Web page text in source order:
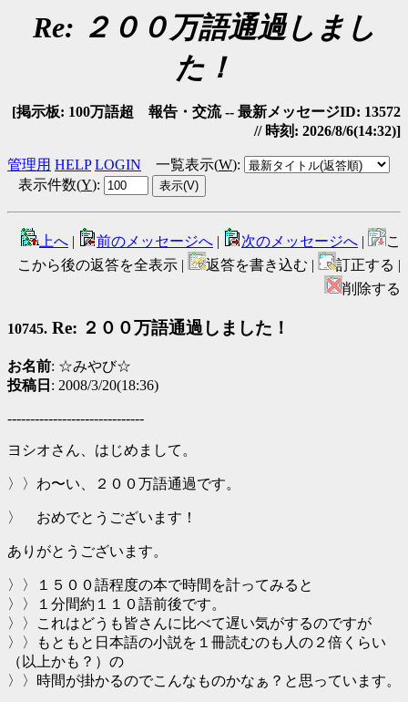
Re: ２００万語通過しまし
た！
[掲示板: 100万語超 報告・交流 -- 最新メッセージID: 13572
// 時刻: 2026/8/6(14:32)]
管理用 HELP LOGIN 一覧表示(W):
表示件数(Y):
上へ | 前のメッセージへ | 次のメッセージへ |
こ
こから後の返答を全表示 |
返答を書き込む |
訂正する |
削除する
10745. Re: ２００万語通過しました！
お名前: ☆みやび☆
投稿日 : 2008/3/20(18:36)
------------------------------
ヨシオさん、はじめまして。
〉〉わ〜い、２００万語通過です。
〉 おめでとうございます！
ありがとうございます。
〉〉１５００語程度の本で時間を計ってみると
〉〉１分間約１１０語前後です。
〉〉これはどうも皆さんに比べて遅い気がするのですが
〉〉もともと日本語の小説を１冊読むのも人の２倍くらい
（以上かも？）の
〉〉時間が掛かるのでこんなものかなぁ？と思っています。